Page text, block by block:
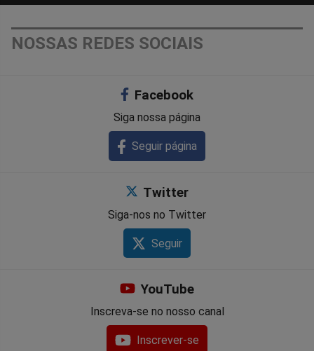
NOSSAS REDES SOCIAIS
Facebook
Siga nossa página
Seguir página
Twitter
Siga-nos no Twitter
Seguir
YouTube
Inscreva-se no nosso canal
Inscrever-se